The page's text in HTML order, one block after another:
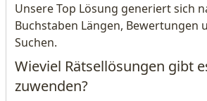
Unsere Top Lösung generiert sich
Buchstaben Längen, Bewertungen
Suchen.
Wieviel Rätsellösungen gibt
zuwenden?